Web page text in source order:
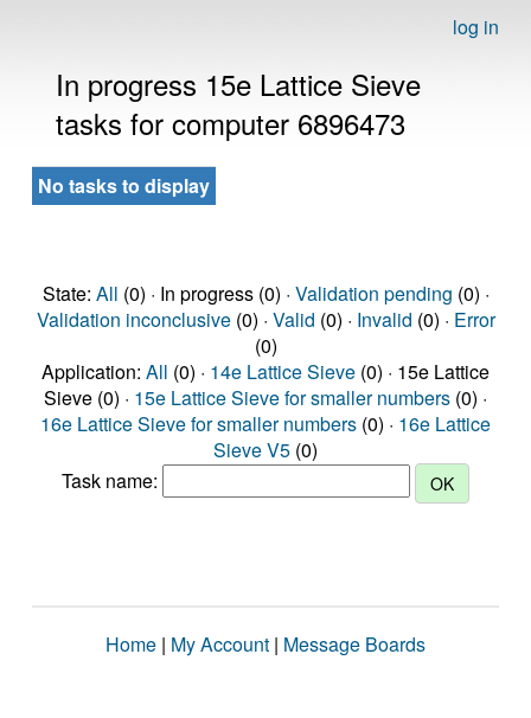
log in
In progress 15e Lattice Sieve
tasks for computer 6896473
No tasks to display
State: All (0) · In progress (0) · Validation pending (0) ·
Validation inconclusive(0) · Valid (0) · Invalid (0) · Error
(0)
Application: All (0) · 14e Lattice Sieve (0) · 15e Lattice
Sieve (0) · 15e Lattice Sieve for smaller numbers (0) ·
16e Lattice Sieve for smaller numbers (0) · 16e Lattice
Sieve V5 (0)
Task name:
Home | My Account | Message Boards